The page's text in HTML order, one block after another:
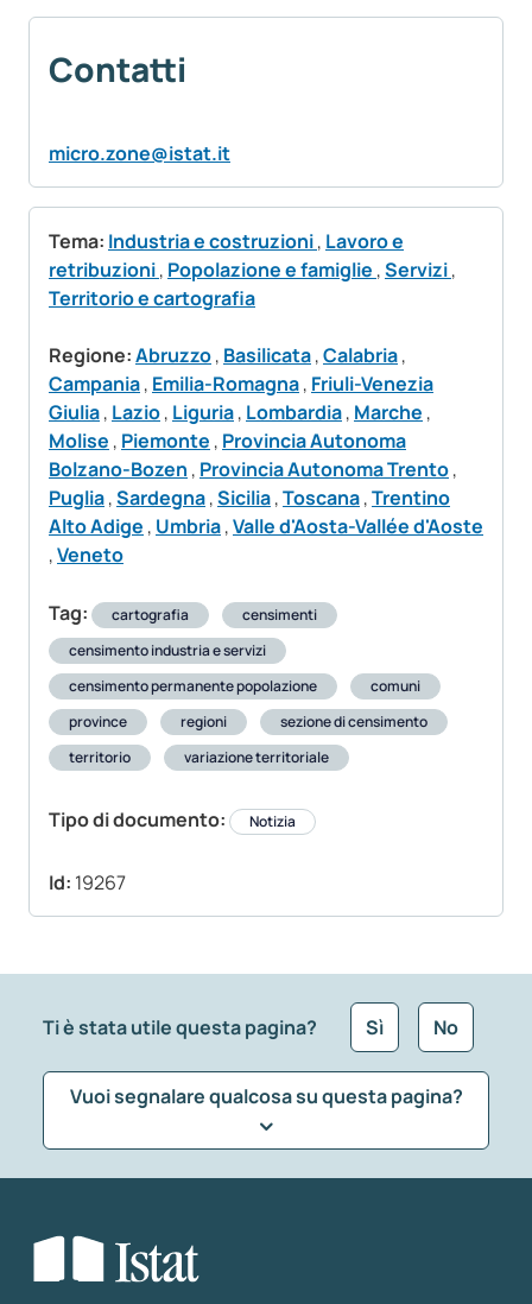
Contatti
micro.zone@istat.it
Tema: Industria e costruzioni, Lavoro e
retribuzioni, Popolazione e famiglie ,Servizi,
Territorio e cartografia
Regione:Abruzzo, Basilicata,Calabria,
Campania, Emilia-Romagna, Friuli-Venezia
Giulia, Lazio, Liguria, Lombardia, Marche ,
Molise , Piemonte , Provincia Autonoma
Bolzano-Bozen , Provincia Autonoma Trento,
Puglia,Sardegna,Sicilia,Toscana,Trentino
Alto Adige , Umbria,Valle d'Aosta-Vallée d'Aoste
,Veneto
Tag: cartografia
censimenti
censimento industria e servizi
censimento permanente popolazione
comuni
province
regioni
sezione di censimento
territorio
variazione territoriale
Tipo di documento: Notizia
Id: 19267
Ti è stata utile questa pagina? Sì No
Vuoi segnalare qualcosa su questa pagina?
Seleziona la tipologia della segnalazione